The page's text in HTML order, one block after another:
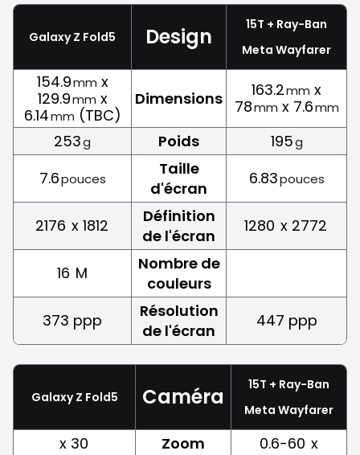
Galaxy Z Fold5 Design
15T + Ray-Ban
Meta Wayfarer
154.9mm x
129.9mm x
6.14mm (TBC)
Dimensions 163.2mm x
78mm x 7.6mm
253g Poids 195g
7.6pouces
Taille
d'écran
6.83pouces
2176 x 1812
Définition
de l'écran
1280 x 2772
16 M
Nombre de
couleurs
373 ppp
Résolution
de l'écran
447 ppp
Galaxy Z Fold5 Caméra
15T + Ray-Ban
Meta Wayfarer
x 30 Zoom 0.6-60 x